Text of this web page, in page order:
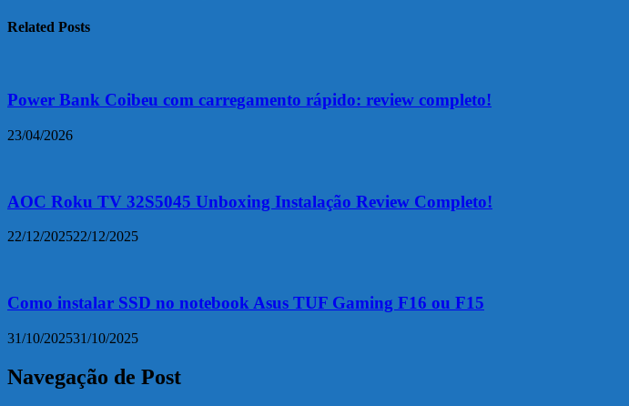
Related Posts
Power Bank Coibeu com carregamento rápido: review completo!
23/04/2026
AOC Roku TV 32S5045 Unboxing Instalação Review Completo!
22/12/202522/12/2025
Como instalar SSD no notebook Asus TUF Gaming F16 ou F15
31/10/202531/10/2025
Navegação de Post